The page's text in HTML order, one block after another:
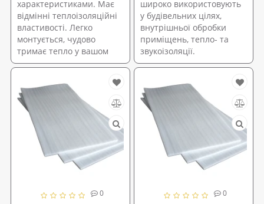
характеристиками. Має
відмінні теплоізоляційні
властивості. Легко
монтується, чудово
тримає тепло у вашом
широко використовують
у будівельних цілях,
внутрішньої обробки
приміщень, тепло- та
звукоізоляції.
0 0